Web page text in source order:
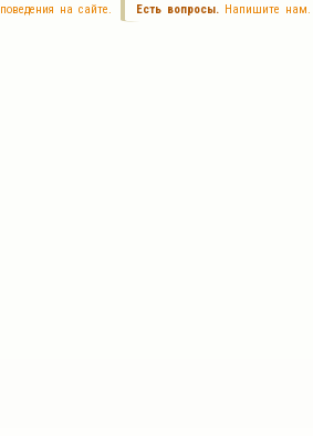
Есть вопросы. Напишите нам.
поведения на сайте.